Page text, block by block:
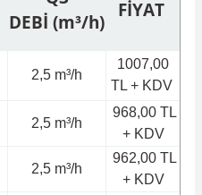
DEBİ (m³/h)
FİYAT
2,5 m³/h
1007,00
TL + KDV
2,5 m³/h
968,00 TL
+ KDV
2,5 m³/h
962,00 TL
+ KDV